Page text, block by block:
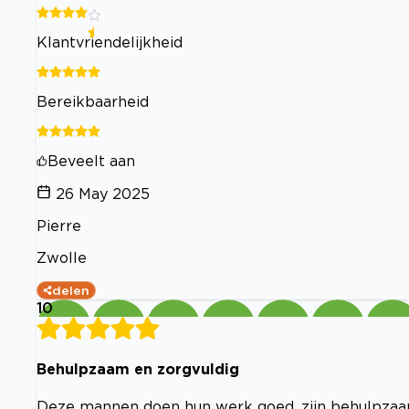
Klantvriendelijkheid
Bereikbaarheid
Beveelt aan
26 May 2025
Pierre
Zwolle
delen
10
Behulpzaam en zorgvuldig